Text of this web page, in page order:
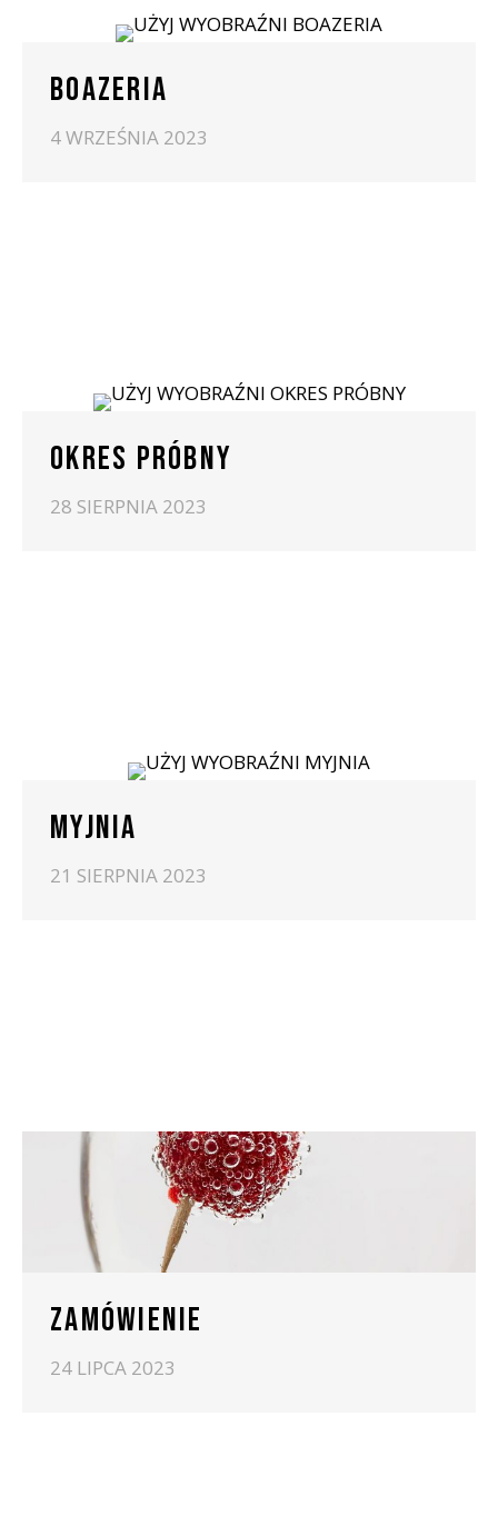
BOAZERIA
4 WRZEŚNIA 2023
OKRES PRÓBNY
28 SIERPNIA 2023
MYJNIA
21 SIERPNIA 2023
ZAMÓWIENIE
24 LIPCA 2023